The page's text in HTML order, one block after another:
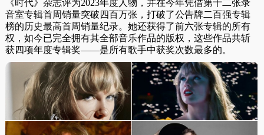
《时代》杂志评为2023年度人物，并在今年凭借第十二张​​录
音室专辑首周销量突破四百万张，打破了公告牌二百强专辑
榜的历史最高首周销量纪录。她还获得了前六张专辑的所有
权，如今已完全拥有其全部音乐作品的版权，这些作品共斩
获四项年度专辑奖——是所有歌手中获奖次数最多的。